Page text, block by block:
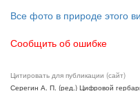
Все фото в природе этого
Сообщить об ошибке
Цитировать для публикации (сайт)
Серегин А. П. (ред.) Цифровой